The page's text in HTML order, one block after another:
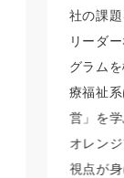
社の課
リーダ
グラム
療福祉
営」を
オレン
視点が